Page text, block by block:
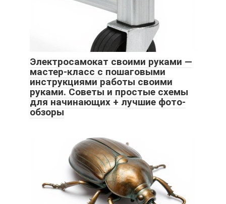
Электросамокат своими руками —
мастер-класс с пошаговыми
инструкциями работы своими
руками. Советы и простые схемы
для начинающих + лучшие фото-
обзоры